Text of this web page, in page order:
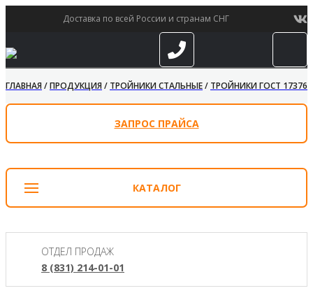
Доставка по всей России и странам СНГ
ГЛАВНАЯ/ПРОДУКЦИЯ/ ТРОЙНИКИ СТАЛЬНЫЕ/ ТРОЙНИКИ ГОСТ
ЗАПРОС ПРАЙСА
КАТАЛОГ
ОТДЕЛ ПРОДАЖ
8 (831) 214-01-01